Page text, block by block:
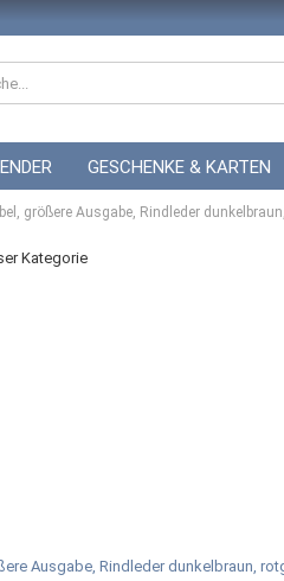
GESCHENKE & KARTEN
GUTSCHEINE
größere Ausgabe, Rindleder
Kategorie